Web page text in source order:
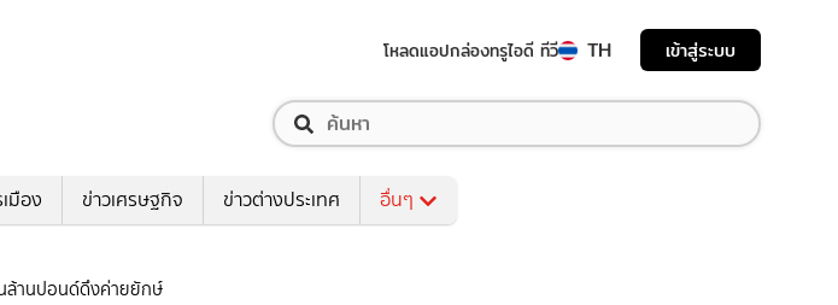
โหลดแอปกล่องทรูไอดี ทีวี TH เข้าสู่ระบบ
มือง ข่าวเศรษฐกิจ ข่าวต่างประเทศ อื่นๆ
ล้านปอนด์ดึงค่ายยักษ์